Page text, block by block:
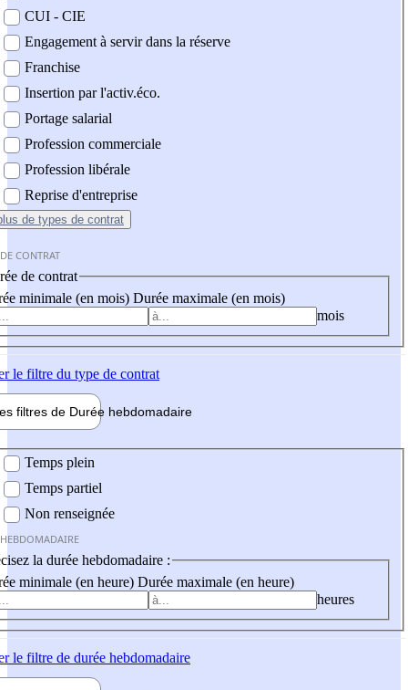
CUI - CIE
Engagement à servir dans la réserve
Franchise
Insertion par l'activ.éco.
Portage salarial
Profession commerciale
Profession libérale
Reprise d'entreprise
de types de contrat
CONTRAT
de contrat
minimale (en mois) Durée maximale (en mois)
mois
le filtre du type de contrat
filtres de Durée hebdomadaire
Temps plein
Temps partiel
Non renseignée
la durée hebdomadaire :
minimale (en heure) Durée maximale (en heure)
heures
le filtre de durée hebdomadaire